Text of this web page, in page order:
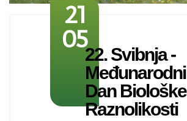
21
05
22. Svibnja -
Međunarodni
Dan Biološke
Raznolikosti